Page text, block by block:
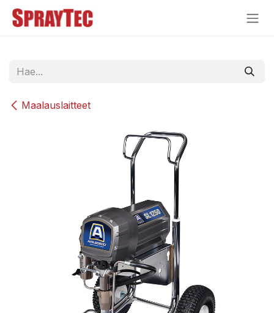
Siirry sisältöön
Maalauslaitteet